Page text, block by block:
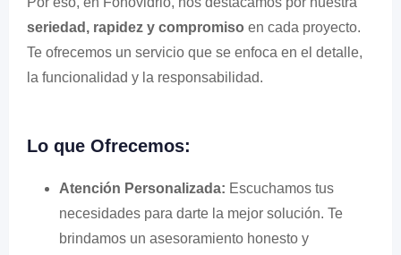
seriedad, rapidez y compromiso en cada proyecto.
Te ofrecemos un servicio que se enfoca en el detalle,
la funcionalidad y la responsabilidad.
Lo que Ofrecemos:
Atención Personalizada: Escuchamos tus
necesidades para darte la mejor solución. Te
brindamos un asesoramiento honesto y